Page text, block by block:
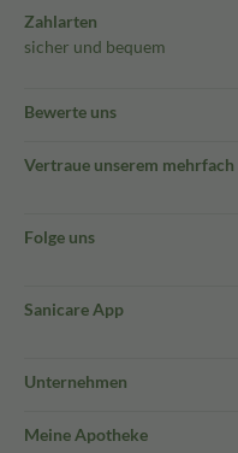
Zahlarten
sicher und bequem
Bewerte uns
Vertraue unserem
Folge uns
Sanicare App
Unternehmen
Meine Apotheke